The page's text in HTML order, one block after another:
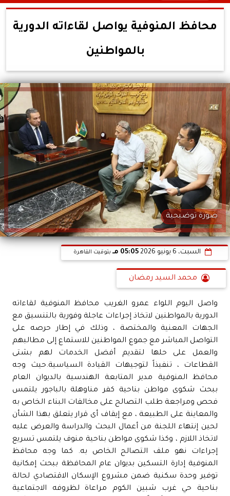
محافظ المنوفية يواصل لقاءاته الدورية
بالمواطنين
صورة توضيحية
السبت، 6 يونيو 2026 05:05 مـ بتوقيت القاهرة
محمد السيد رمضان
واصل اليوم اللواء عمرو الغريب محافظ المنوفية لقاءاته
الدورية بالمواطنين لاتخاذ إجراءات عاجلة وفورية بالتنسيق مع
الجهات المعنية والمختصة ، وذلك في إطار حرصه على
التواصل المباشر مع جموع المواطنين للاستماع إلى مطالبهم
والعمل على حلها لتقديم أفضل الخدمات لهم بشتى
القطاعات ، تنفيذاً لتوجيهات القيادة السياسية.حيث وجه
محافظ المنوفية مدير المتابعة الهندسية بالديوان العام
ببحث شكوى مواطن بناحية كفر مناوهلة بالباجور يلتمس
فحص ومراجعة طلب التصالح على مخالفات البناء الخاص به
والمعاينة على الطبيعة ، مع إيقاف أى قرار يتعلق بهذا الشأن
لحين إنتهاء اللجنة من أعمال البحث والدراسة والعرض عليه
لاتخاذ اللازم ، وكذا شكوى مواطن بناحية منوف يلتمس تسريع
إجراءات نهو ملف التصالح الخاص به. كما وجه محافظ
المنوفية إدارة التسكين بديوان عام المحافظة ببحث إمكانية
توفير وحدة سكنية ضمن مشروع الإسكان الاقتصادي لحالة
بناحية حي غرب شبين الكوم مراعاة لظروفه الاجتماعية